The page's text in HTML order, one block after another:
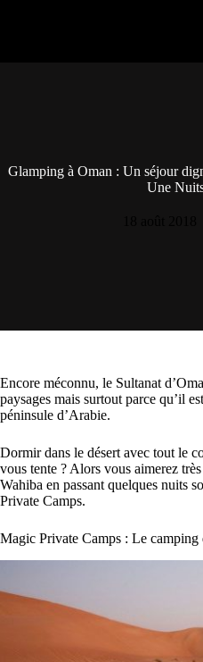
Glamping à Oman : Un séjour
Une
Encore méconnu, le Sultanat
paysages mais surtout parce qu’il
péninsule d’Arabie.
Dormir dans le désert avec tout le
vous tente ? Alors vous aimerez
Wahiba en passant quelques nuits
Private Camps.
Magic Private Camps : Le camping